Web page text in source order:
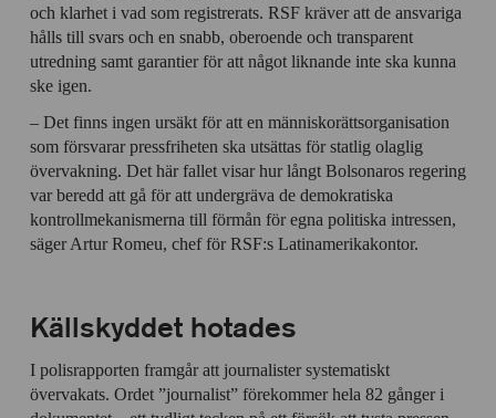
och klarhet i vad som registrerats. RSF kräver att de ansvariga
hålls till svars och en snabb, oberoende och transparent
utredning samt garantier för att något liknande inte ska kunna
ske igen.
– Det finns ingen ursäkt för att en människorättsorganisation
som försvarar pressfriheten ska utsättas för statlig olaglig
övervakning. Det här fallet visar hur långt Bolsonaros regering
var beredd att gå för att undergräva de demokratiska
kontrollmekanismerna till förmån för egna politiska intressen,
säger Artur Romeu, chef för RSF:s Latinamerikakontor.
Källskyddet hotades
I polisrapporten framgår att journalister systematiskt
övervakats. Ordet ”journalist” förekommer hela 82 gånger i